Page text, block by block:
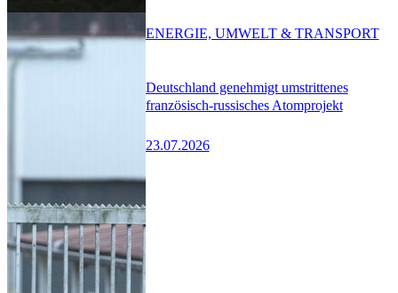
Deutschland genehmigt umstrittenes
französisch-russisches Atomprojekt
23.07.2026
ENERGIE, UMWELT & TRANSPORT